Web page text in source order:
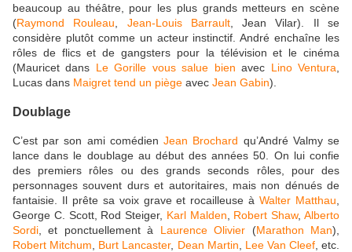
beaucoup au théâtre, pour les plus grands metteurs en scène
(Raymond Rouleau Jean-Louis Barrault, Jean Vilar). Il se
considère plutôt comme un acteur instinctif. André enchaîne les
rôles de flics et de gangsters pour la télévision et le cinéma
(Mauricet dans Le Gorille vous salue bien avec Lino Ventura
Lucas dans Maigret tend un piège avec Jean Gabin).
Doublage
C’est par son ami comédienJean Brochard qu’André Valmy se
lance dans le doublage au début des années 50. On lui confie
des premiers rôles ou des grands seconds rôles, pour des
personnages souvent durs et autoritaires, mais non dénués de
fantaisie. Il prête sa voix grave et rocailleuse àWalter Matthau
George C. Scott, Rod Steiger, Karl Malden Robert Shaw,Alberto
Sordi , et ponctuellement à Laurence Olivier (Marathon Man),
Robert Mitchum
Burt Lancaster, Dean Martin Lee Van Cleef, etc.